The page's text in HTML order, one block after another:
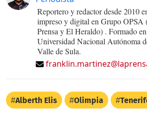
Reportero y redactor desde 2010
impreso y digital en Grupo
Prensa y El Heraldo) . Formado
Universidad Nacional Autónoma
Valle de Sula.
Alberth Elis Olimpia